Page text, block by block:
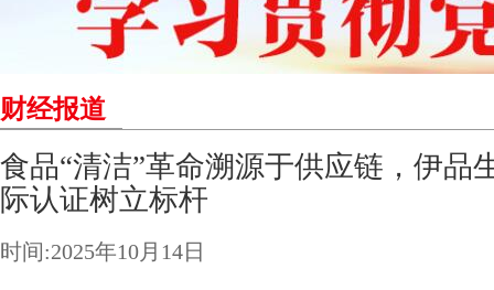
财经报道
食品“清洁”革命溯源于供应链，伊品
际认证树立标杆
时间:2025年10月14日